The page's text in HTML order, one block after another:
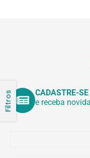
Filtros
CADASTRE-
e receba